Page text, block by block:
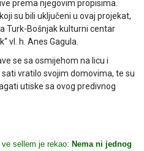
prema njegovim propisima.
su bili uključeni u ovaj projekat,
Turk-Bošnjak kulturni centar
vl. h. Anes Gagula.
se sa osmijehom na licu i
vratilo svojim domovima, te su
utiske sa ovog predivnog
sellem je rekao: Nema ni jednog